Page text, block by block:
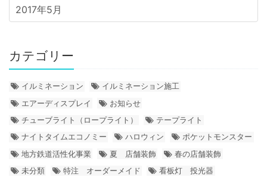
2017年5月
カテゴリー
イルミネーション
イルミネーション施工
エアーディスプレイ
お知らせ
チューブライト（ロープライト）
テープライト
ナイトタイムエコノミー
ハロウィン
ポケットモンスター
地方鉄道活性化事業
夏 店舗装飾
春の店舗装飾
未分類
特注 オーダーメイド
看板灯 投光器